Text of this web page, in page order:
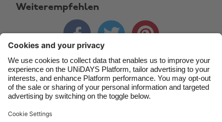
Weiterempfehlen
  
Kontakt Unternehmen Presse Karriere
Support
France
India
Indonesia
Ireland
Italia
Malaysia
Suomi
United Kingdom
United States